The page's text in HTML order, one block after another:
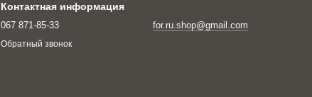
Контактная информация
067 871-85-33
Обратный звонок
for.ru.shop@gmail.com